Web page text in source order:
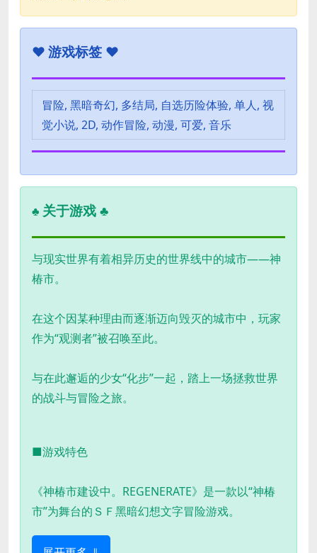
♥ 游戏标签 ♥
冒险, 黑暗奇幻, 多结局, 自选历险体验, 单人, 视
觉小说, 2D, 动作冒险, 动漫, 可爱, 音乐
♣ 关于游戏 ♣
与现实世界有着相异历史的世界线中的城市——神
椿市。
在这个因某种理由而逐渐迈向毁灭的城市中，玩家
作为“观测者”被召唤至此。
与在此邂逅的少女“化步”一起，踏上一场拯救世界
的战斗与冒险之旅。
■游戏特色
《神椿市建设中。REGENERATE》是一款以“神椿
市”为舞台的ＳＦ黑暗幻想文字冒险游戏。